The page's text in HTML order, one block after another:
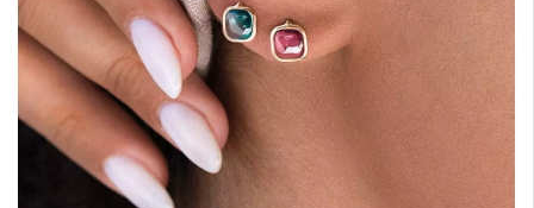
اعطای نمایندگی
تماس با ما